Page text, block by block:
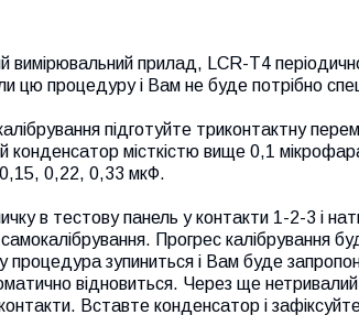
вимірювальний прилад, LCR-T4
цю процедуру і Вам не буде потрібно
підготуйте триконтактну
конденсатор місткістю вище 0,1
0,22, 0,33 мкФ.
в тестову панель у контакти 1-2-3 і
Прогрес калібрування
процедура зупиниться і Вам буде
відновиться. Через ще
Вставте конденсатор і